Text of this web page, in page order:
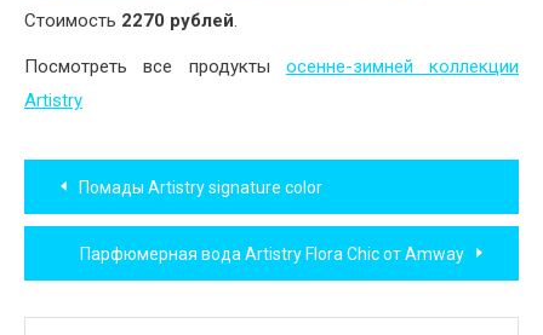
Стоимость 2270 рублей.
Посмотреть все продукты осенне-зимней коллекции
Artistry
Навигация
по
записям
Помады Artistry signature color
Парфюмерная вода Artistry Flora Chic от Amway